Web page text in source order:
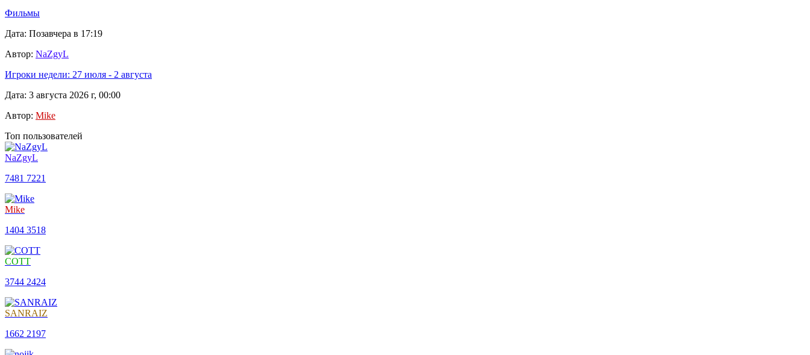
Фильмы
Дата: Позавчера в 17:19
Автор: NaZgyL
Игроки недели: 27 июля - 2 августа
Дата: 3 августа 2026 г, 00:00
Автор: Mike
Топ пользователей
NaZgyL
7481 7221
Mike
1404 3518
COTT
3744 2424
SANRAIZ
1662 2197